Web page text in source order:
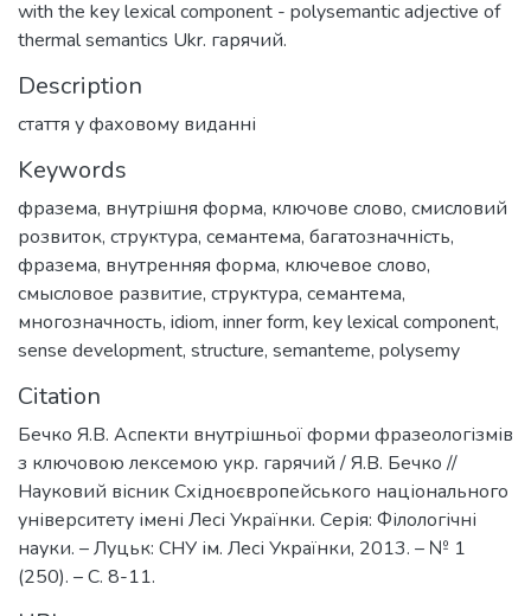
with the key lexical component - polysemantic adjective of
thermal semantics Ukr. гарячий.
Description
стаття у фаховому виданні
Keywords
фразема, внутрішня форма, ключове слово, смисловий
розвиток, структура, семантема, багатозначність,
фразема, внутренняя форма, ключевое слово,
смысловое развитие, структура, семантема,
многозначность, idiom, inner form, key lexical component,
sense development, structure, semanteme, polysemy
Citation
Бечко Я.В. Аспекти внутрішньої форми фразеологізмів
з ключовою лексемою укр. гарячий / Я.В. Бечко //
Науковий вісник Східноєвропейського національного
університету імені Лесі Українки. Серія: Філологічні
науки. – Луцьк: СНУ ім. Лесі Українки, 2013. – № 1
(250). – С. 8-11.